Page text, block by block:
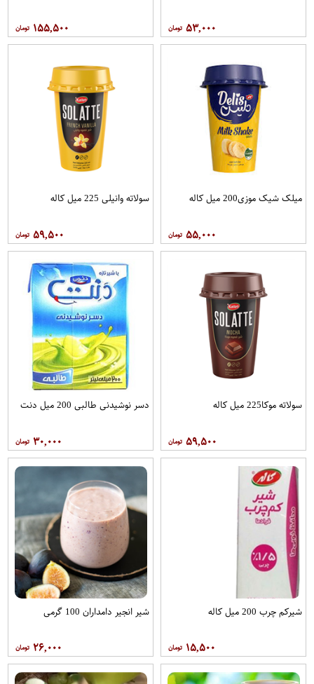
۵۳,۰۰۰ ۱۵۵,۵۰۰
میلک شیک موزی200 میل کاله
۵۵,۰۰۰
سولاته وانیلی 225 میل کاله
۵۹,۵۰۰
سولاته موکا225 میل کاله
۵۹,۵۰۰
دسر نوشیدنی طالبی 200 میل دنت
۳۰,۰۰۰
شیرکم چرب 200 میل کاله
۱۵,۵۰۰
شیر انجیر دامداران 100 گرمی
۲۶,۰۰۰